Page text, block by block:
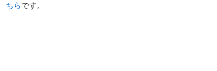
ちらです。